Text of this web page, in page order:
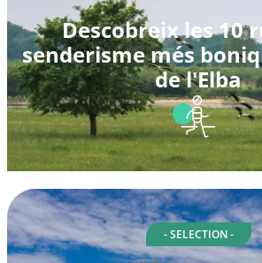
Descobreix les 10
senderisme més
de l'Elba
- SELECTION -